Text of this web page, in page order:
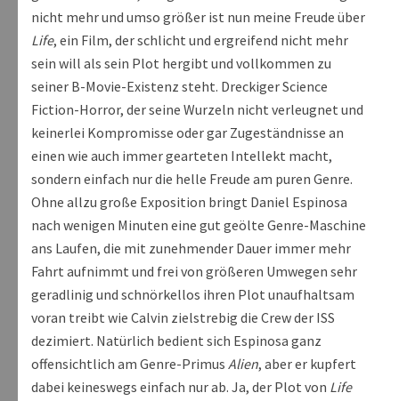
nicht mehr und umso größer ist nun meine Freude über
Life, ein Film, der schlicht und ergreifend nicht mehr
sein will als sein Plot hergibt und vollkommen zu
seiner B-Movie-Existenz steht. Dreckiger Science
Fiction-Horror, der seine Wurzeln nicht verleugnet und
keinerlei Kompromisse oder gar Zugeständnisse an
einen wie auch immer gearteten Intellekt macht,
sondern einfach nur die helle Freude am puren Genre.
Ohne allzu große Exposition bringt Daniel Espinosa
nach wenigen Minuten eine gut geölte Genre-Maschine
ans Laufen, die mit zunehmender Dauer immer mehr
Fahrt aufnimmt und frei von größeren Umwegen sehr
geradlinig und schnörkellos ihren Plot unaufhaltsam
voran treibt wie Calvin zielstrebig die Crew der ISS
dezimiert. Natürlich bedient sich Espinosa ganz
offensichtlich am Genre-Primus Alien, aber er kupfert
dabei keineswegs einfach nur ab. Ja, der Plot von Life